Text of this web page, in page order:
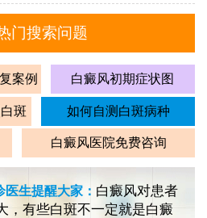
门搜索问题
案例 白癜风初期症状图
斑 如何自测白斑病种
白癜风医院免费咨询
医生提醒大家： 白癜风对患者
，有些白斑不一定就是白癜